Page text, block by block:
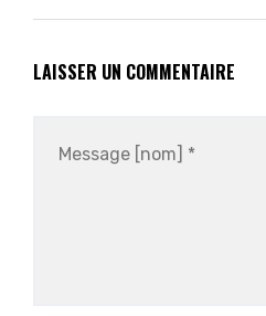
LAISSER UN COMMENTAIRE